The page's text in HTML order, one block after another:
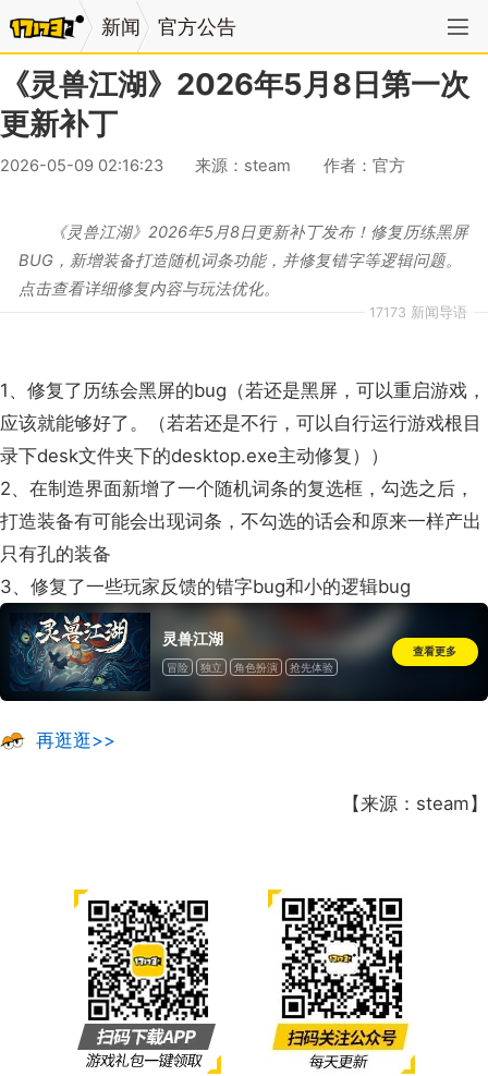
新闻 官方公告
《灵兽江湖》2026年5月8日第一次
更新补丁
2026-05-09 02:16:23 来源：steam 作者：官方
17173 新闻导语
《灵兽江湖》2026年5月8日更新补丁发布！修复历练黑屏
BUG，新增装备打造随机词条功能，并修复错字等逻辑问题。
点击查看详细修复内容与玩法优化。
1、修复了历练会黑屏的bug（若还是黑屏，可以重启游戏，
应该就能够好了。（若若还是不行，可以自行运行游戏根目
录下desk文件夹下的desktop.exe主动修复））
2、在制造界面新增了一个随机词条的复选框，勾选之后，
打造装备有可能会出现词条，不勾选的话会和原来一样产出
只有孔的装备
3、修复了一些玩家反馈的错字bug和小的逻辑bug
灵兽江湖
冒险 独立 角色扮演 抢先体验
查看更多
再逛逛>>
【来源：steam】